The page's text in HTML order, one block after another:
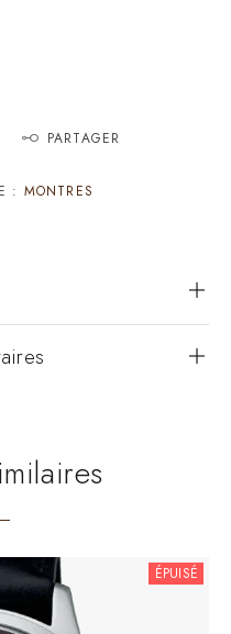
PARTAGER
: MONTRES
ÉPUISÉ